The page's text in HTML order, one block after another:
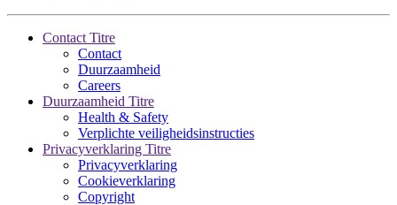
Contact Titre
Contact
Duurzaamheid
Careers
Duurzaamheid Titre
Health & Safety
Verplichte veiligheidsinstructies
Privacyverklaring Titre
Privacyverklaring
Cookieverklaring
Copyright